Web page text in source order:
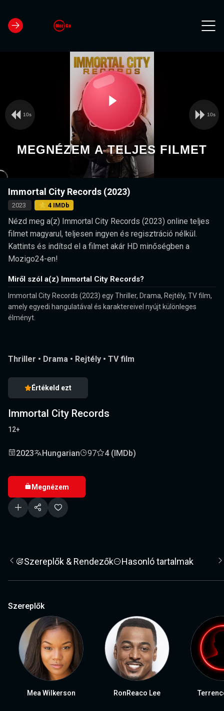
loading.
Play
Video
10s 10s
MEGNÉZEM A TELJES FILMET
Immortal City Records (2023)
2023 ⭐ 4 IMDb
Nézd meg a(z) Immortal City Records (2023) online teljes
filmet magyarul, teljesen ingyen és regisztráció nélkül.
Kattints és indítsd el a filmet akár HD minőségben a
Mozigo24-en!
Miről szól a(z) Immortal City Records?
Immortal City Records (2023) egy Thriller, Drama, Rejtély, TV film,
amely egyedi hangulatával és karaktereivel nyújt különleges
élményt.
Thriller • Drama • Rejtély • TV film
Értékeld ezt
Immortal City Records
12+
2023 Hungarian 97 4 (IMDb)
Megnézem
Szereplők & Rendezők Hasonló tartalmak
Szereplők
Mea Wilkerson RonReaco Lee